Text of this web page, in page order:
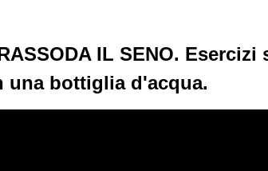
IL SENO.
una bottiglia d'acqua.